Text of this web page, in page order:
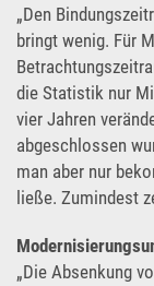
„Den
bringt wenig. Für
die Statistik nur
vier Jahren
abgeschlossen
man aber nur
ließe. Zumindest
„Die Absenkung